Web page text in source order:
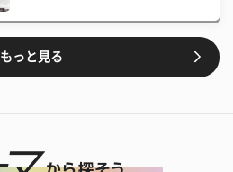
もっと見る